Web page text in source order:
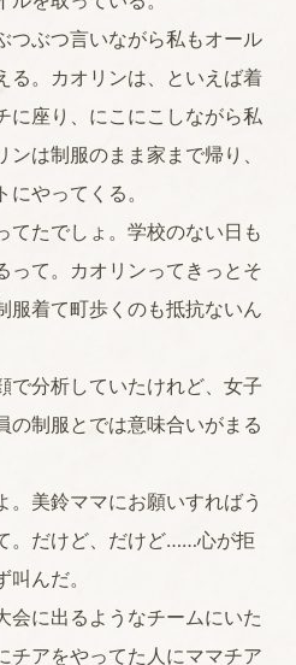
ぶつ言いながら私もオール
る。カオリンは、といえば着
に座り、にこにこしながら私
は制服のまま家まで帰り、
やってくる。
てたでしょ。学校のない日も
って。カオリンってきっとそ
服着て町歩くのも抵抗ないん
分析していたけれど、女子
の制服とでは意味合いがまる
。美鈴ママにお願いすればう
。だけど、だけど……心が拒
んだ。
会に出るようなチームにいた
チアをやってた人にママチア